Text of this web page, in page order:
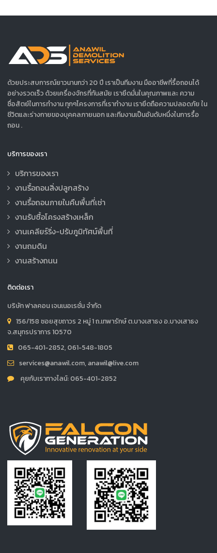
ด้วยประสบการณ์ยาวนานกว่า 20 ปี เราเป็นทีมงาน มืออาชีพที่รื้อถอนได้
อย่างรวดเร็ว ด้วยเครื่องจักรที่ทันสมัย เรายึดมั่นในคุณภาพและ ความ
ซื่อสัตย์ในการทำงาน ทุกๆโครงการที่เราทำงาน เรายึดถือความปลอดภัย ใน
ชีวิตและร่างกายของบุคคลภายนอก และทีมงานเป็นอันดับหนึ่งในการรื้อ
ถอน .
บริการของเรา
บริการของเรา
งานรื้อถอนสิ่งปลูกสร้าง
งานรื้อถอนภายในคืนพื้นที่เช่า
งานรับซื้อโครงสร้างเหล็ก
งานเคลียร์ริ่ง-ปรับภูมิทัศน์พื้นที่
งานถมดิน
งานสร้างถนน
ติดต่อเรา
บริษัท ฟาลคอน เจนเนอเรชั่น จำกัด
156/158 ซอยสุขถาวร 2 หมู่ 1 ถ.เทพารักษ์ ต.บางเสาธง อ.บางเสาธง
จ.สมุทรปราการ 10570
065-401-2852, 061-548-1805
services@anawil.com, anawil@live.com
คุยกับเราทางไลน์: 065-401-2852